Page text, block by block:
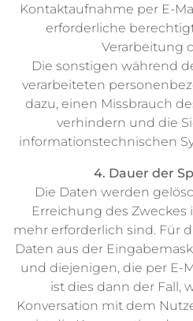
Kontaktaufnahme per E-
erforderliche
Verarbeitung
Die sonstigen während
verarbeiteten
dazu, einen Missbrauch
verhindern und die
informationstechnischen
4. Dauer der
Die Daten werden
Erreichung des
mehr erforderlich sind. Für
Daten aus der
und diejenigen, die per E-
ist dies dann der Fall,
Konversation mit dem